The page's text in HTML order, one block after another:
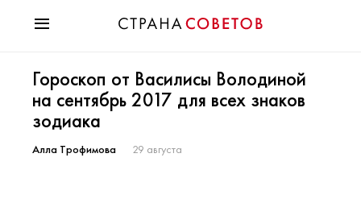
Мода
Звезды
Гороскопы
Здоровье
Гороскоп от Василисы Володиной
на сентябрь 2017 для всех знаков
зодиака
Алла Трофимова 29 августа